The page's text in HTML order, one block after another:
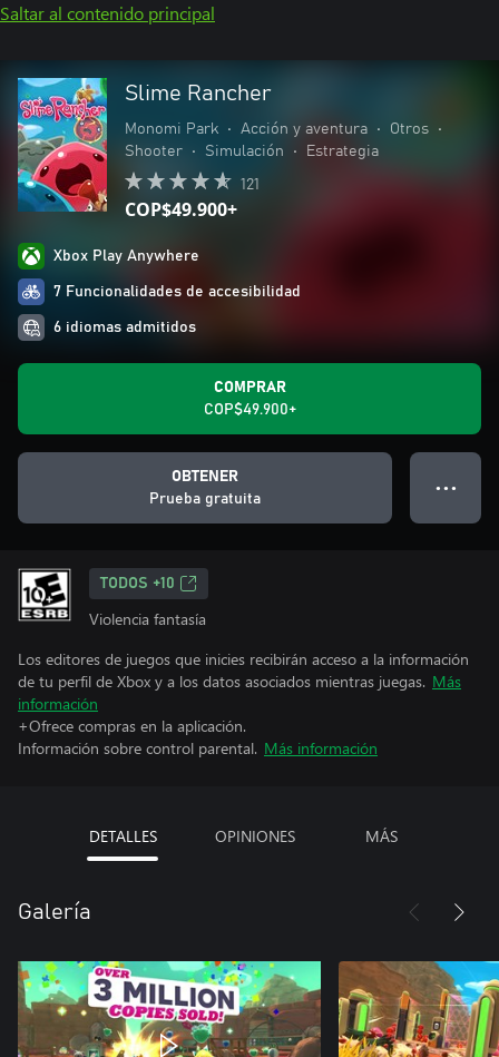
Saltar al contenido principal
Slime Rancher
Monomi Park • Acción y aventura • Otros
•
Shooter
• Simulación • Estrategia
121
COP$49.900+
Xbox Play Anywhere
7 Funcionalidades de accesibilidad
6 idiomas admitidos
COMPRAR
COP$49.900+
OBTENER
Prueba gratuita
● ● ●
TODOS +10
Violencia fantasía
Los editores de juegos que inicies recibirán acceso a la información
de tu perfil de Xbox y a los datos asociados mientras juegas. Más
información
+Ofrece compras en la aplicación.
Información sobre control parental. Más información
DETALLES OPINIONES MÁS
Galería